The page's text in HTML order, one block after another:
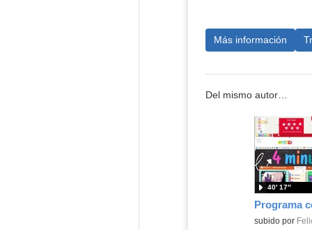
Más información
Del mismo autor…
Contenido
subido por
40′ 17″